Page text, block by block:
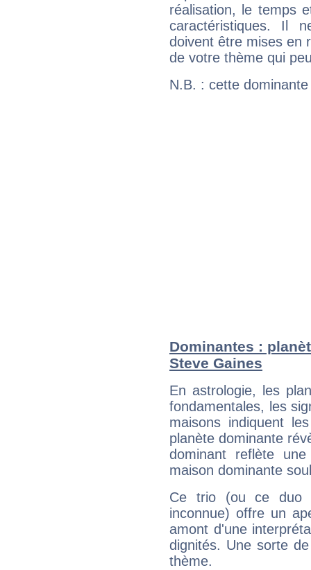
réalisation, le temps
caractéristiques. Il
doivent être mises en
de votre thème qui
N.B. : cette
Dominantes :
Steve Gaines
En astrologie, les
fondamentales, les
maisons indiquent
planète dominante
dominant reflète
maison dominante
Ce trio (ou ce duo
inconnue) offre un
amont d'une
dignités. Une sorte
thème.